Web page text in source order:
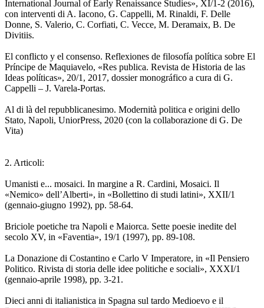
International Journal of Early Renaissance Studies», XI/1-2 (2016),
con interventi di A. Iacono, G. Cappelli, M. Rinaldi, F. Delle
Donne, S. Valerio, C. Corfiati, C. Vecce, M. Deramaix, B. De
Divitiis.
El conflicto y el consenso. Reflexiones de filosofía política sobre El
Príncipe de Maquiavelo, «Res publica. Revista de Historia de las
Ideas políticas», 20/1, 2017, dossier monográfico a cura di G.
Cappelli – J. Varela-Portas.
Al di là del repubblicanesimo. Modernità politica e origini dello
Stato, Napoli, UniorPress, 2020 (con la collaborazione di G. De
Vita)
2. Articoli:
Umanisti e... mosaici. In margine a R. Cardini, Mosaici. Il
«Nemico» dell’Alberti», in «Bollettino di studi latini», XXII/1
(gennaio-giugno 1992), pp. 58-64.
Briciole poetiche tra Napoli e Maiorca. Sette poesie inedite del
secolo XV, in «Faventia», 19/1 (1997), pp. 89-108.
La Donazione di Costantino e Carlo V Imperatore, in «Il Pensiero
Politico. Rivista di storia delle idee politiche e sociali», XXXI/1
(gennaio-aprile 1998), pp. 3-21.
Dieci anni di italianistica in Spagna sul tardo Medioevo e il